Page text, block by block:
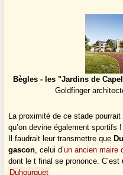
Bègles - les "Jardins de
Goldfinger
La proximité de ce stade
qu’on devine également sportifs !
Il faudrait leur transmettre que
gascon, celui d’un ancien maire
dont le t final se prononce.
Duhourquet